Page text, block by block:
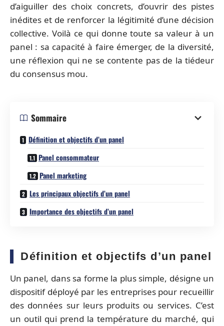
d’aiguiller des choix concrets, d’ouvrir des pistes
inédites et de renforcer la légitimité d’une décision
collective. Voilà ce qui donne toute sa valeur à un
panel : sa capacité à faire émerger, de la diversité,
une réflexion qui ne se contente pas de la tiédeur
du consensus mou.
Sommaire
Définition et objectifs d’un panel
Panel consommateur
Panel marketing
Les principaux objectifs d’un panel
Importance des objectifs d’un panel
Définition et objectifs d’un panel
Un panel, dans sa forme la plus simple, désigne un
dispositif déployé par les entreprises pour recueillir
des données sur leurs produits ou services. C’est
un outil qui prend la température du marché, qui